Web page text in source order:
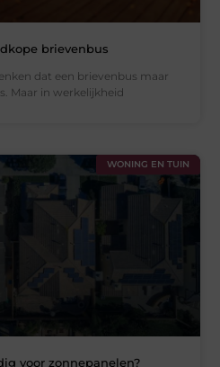
brievenbus
dat een brievenbus maar
Maar in werkelijkheid
WONING EN TUIN
voor zonnepanelen?